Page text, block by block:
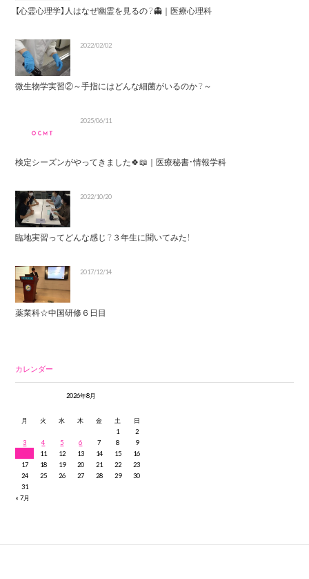
【心霊心理学】人はなぜ幽霊を見るの？👻｜医療心理科
2022/02/02
微生物学実習②～手指にはどんな細菌がいるのか？～
2025/06/11
検定シーズンがやってきました🍀📖｜医療秘書・情報学科
2022/10/20
臨地実習ってどんな感じ？３年生に聞いてみた！
2017/12/14
薬業科☆中国研修６日目
カレンダー
2026年8月
月 火 水 木 金 土
日
1
2
3
4 5 6 7 8
9
11 12 13 14 15
16
17
18 19 20 21 22
23
24
25 26 27 28 29
30
31
« 7月